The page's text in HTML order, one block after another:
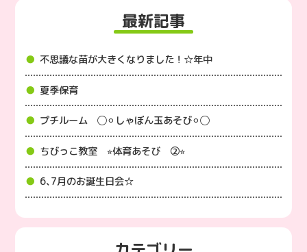
最新記事
不思議な苗が大きくなりました！☆年中
夏季保育
プチルーム ◯⚪︎しゃぼん玉あそび⚪︎◯
ちびっこ教室 ⭐︎体育あそび ②⭐︎
6､7月のお誕生日会☆